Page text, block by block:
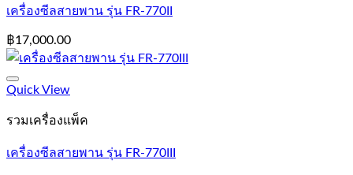
เครื่องซีลสายพาน รุ่น FR-770II
฿17,000.00
Quick View
รวมเครื่องแพ็ค
เครื่องซีลสายพาน รุ่น FR-770III